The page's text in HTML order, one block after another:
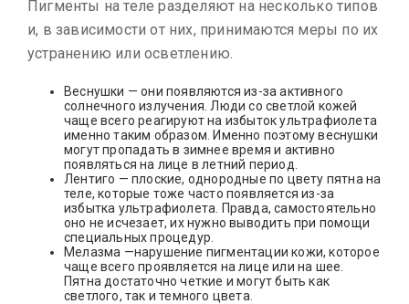
Пигменты на теле разделяют на несколько типов
и, в зависимости от них, принимаются меры по их
устранению или осветлению.
Веснушки — они появляются из-за активного
солнечного излучения. Люди со светлой кожей
чаще всего реагируют на избыток ультрафиолета
именно таким образом. Именно поэтому веснушки
могут пропадать в зимнее время и активно
появляться на лице в летний период.
Лентиго — плоские, однородные по цвету пятна на
теле, которые тоже часто появляется из-за
избытка ультрафиолета. Правда, самостоятельно
оно не исчезает, их нужно выводить при помощи
специальных процедур.
Мелазма —нарушение пигментации кожи, которое
чаще всего проявляется на лице или на шее.
Пятна достаточно четкие и могут быть как
светлого, так и темного цвета.